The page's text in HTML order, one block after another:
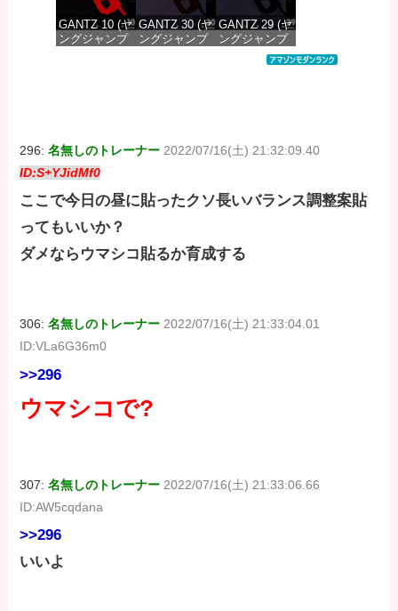
GANTZ 10 (ヤ
ングジャンプ
GANTZ 30 (ヤ
ングジャンプ
GANTZ 29 (ヤ
ングジャンプ
コミックス
296:名無しのトレーナー 2022/07/16(土) 21:32:09.40
ID:S+YJidMf0
ここで今日の昼に貼ったクソ長いバランス調整案貼
ってもいいか？
ダメならウマシコ貼るか育成する
306:名無しのトレーナー 2022/07/16(土) 21:33:04.01
ID:VLa6G36m0
>>296
ウマシコで?
307:名無しのトレーナー 2022/07/16(土) 21:33:06.66
ID:AW5cqdana
>>296
いいよ